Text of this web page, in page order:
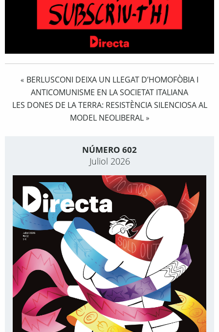
« BERLUSCONI DEIXA UN LLEGAT D’HOMOFÒBIA I
ANTICOMUNISME EN LA SOCIETAT ITALIANA
LES DONES DE LA TERRA: RESISTÈNCIA SILENCIOSA AL
MODEL NEOLIBERAL»
NÚMERO 602
Juliol 2026